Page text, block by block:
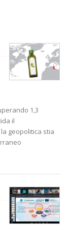
1,3
il
geopolitica stia